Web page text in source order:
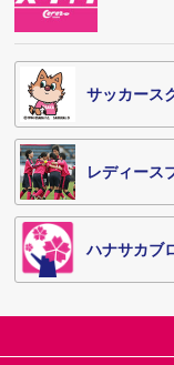
サッカース
レディース
ハナサカブ